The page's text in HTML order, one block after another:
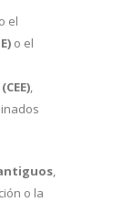
el
o el
,
,
o la